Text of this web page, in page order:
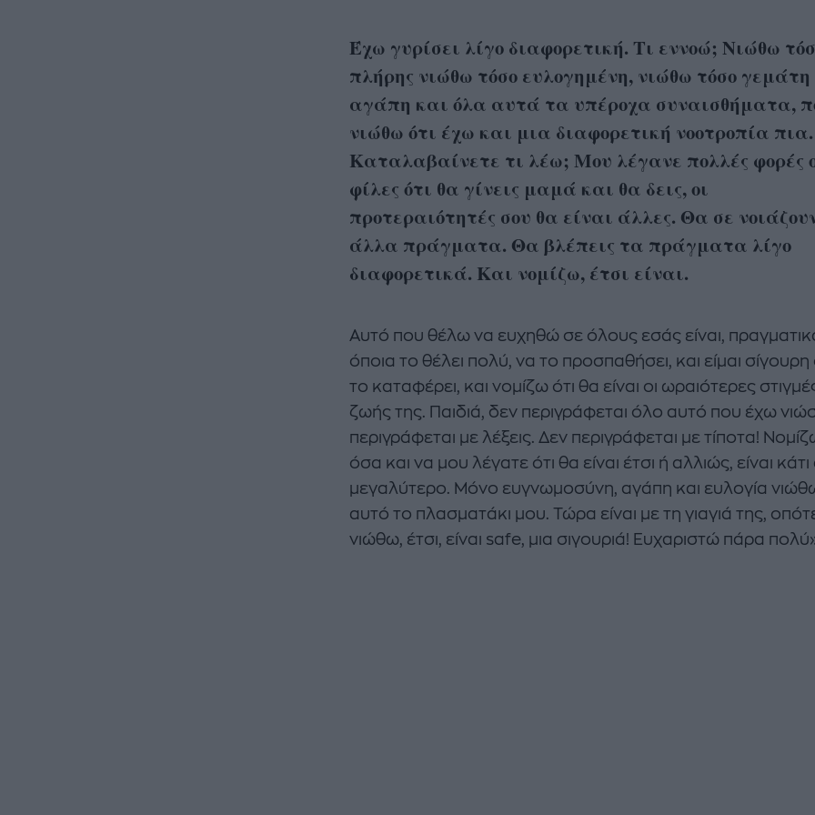
Έχω γυρίσει λίγο διαφορετική. Τι εννοώ; Νιώθω
πλήρης νιώθω τόσο ευλογημένη, νιώθω τόσο
αγάπη και όλα αυτά τα υπέροχα συναισθήματα,
νιώθω ότι έχω και μια διαφορετική νοοτροπία πια.
Καταλαβαίνετε τι λέω; Μου λέγανε πολλές φορές
φίλες ότι θα γίνεις μαμά και θα δεις, οι
προτεραιότητές σου θα είναι άλλες. Θα σε
άλλα πράγματα. Θα βλέπεις τα πράγματα λίγο
διαφορετικά. Και νομίζω, έτσι είναι.
Αυτό που θέλω να ευχηθώ σε όλους εσάς είναι,
όποια το θέλει πολύ, να το προσπαθήσει, και είμαι σίγουρη
το καταφέρει, και νομίζω ότι θα είναι οι ωραιότερες
ζωής της. Παιδιά, δεν περιγράφεται όλο αυτό που έχω
περιγράφεται με λέξεις. Δεν περιγράφεται με τίποτα!
όσα και να μου λέγατε ότι θα είναι έτσι ή αλλιώς, είναι
μεγαλύτερο. Μόνο ευγνωμοσύνη, αγάπη και ευλογία
αυτό το πλασματάκι μου. Τώρα είναι με τη γιαγιά της,
νιώθω, έτσι, είναι safe, μια σιγουριά! Ευχαριστώ πάρα